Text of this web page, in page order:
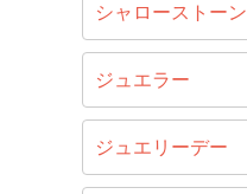
シャローストーン
ジュエラー
ジュエリーデー